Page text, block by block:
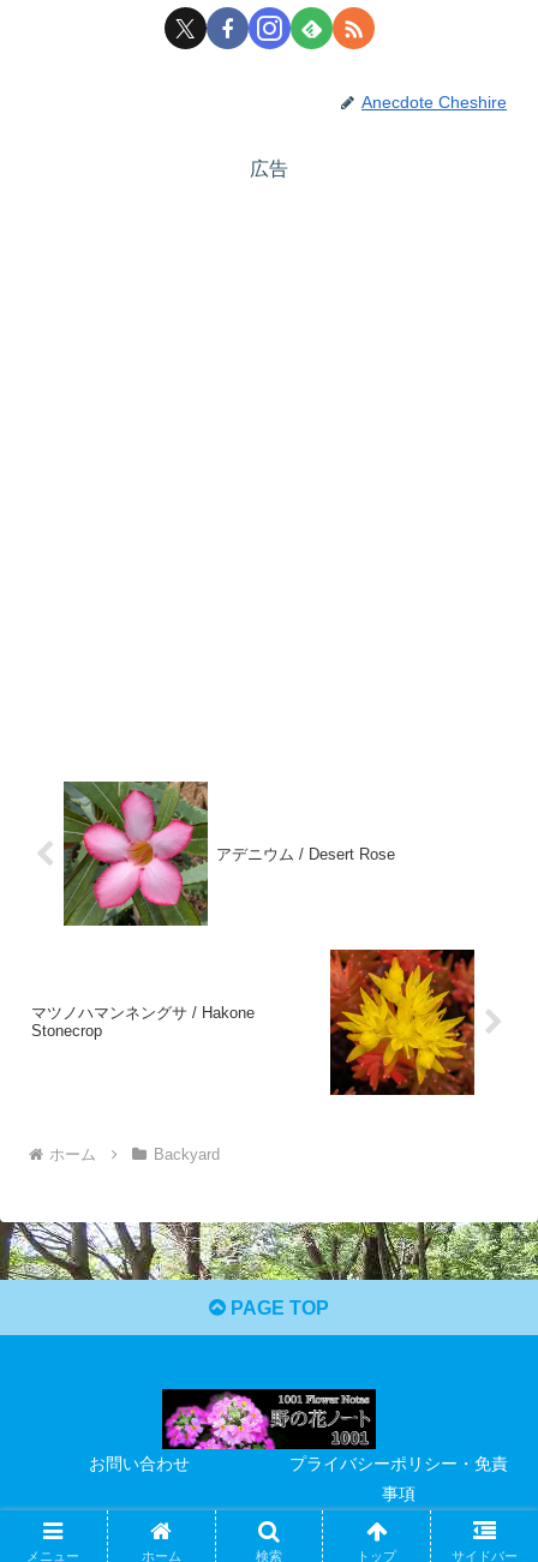
Anecdote Cheshire
広告
アデニウム / Desert Rose
マツノハマンネングサ / Hakone
Stonecrop
ホーム Backyard
PAGE TOP
お問い合わせ
プライバシーポリシー・免責
事項
© 2021 野の花ノート 1001.
メニュー ホーム 検索 トップ サイドバー